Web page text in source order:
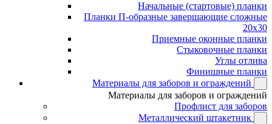
Начальные (стартовые) планки
Планки П-образные завершающие сложные
20x30
Приемные оконные планки
Стыковочные планки
Углы отлива
Финишные планки
Материалы для заборов и ограждений
Материалы для заборов и ограждений
Профлист для заборов
Металлический штакетник